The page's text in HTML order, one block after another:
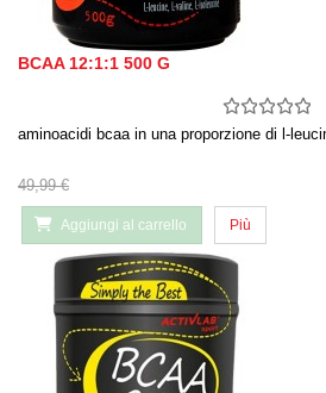
BCAA 12:1:1 500 G
aminoacidi bcaa in una proporzione di l-
49,99 €
Aggiungi al carrello Più